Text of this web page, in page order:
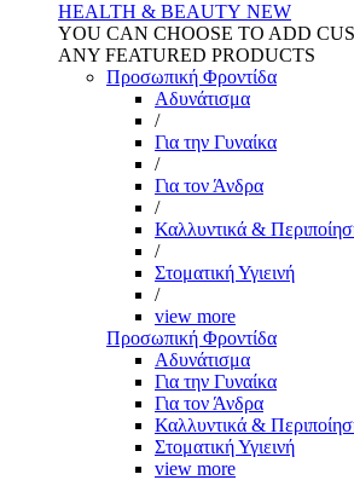
HEALTH & BEAUTY NEW
YOU CAN CHOOSE TO ADD
ANY FEATURED PRODUCTS
Προσωπική Φροντίδα
Αδυνάτισμα
/
Για την Γυναίκα
/
Για τον Άνδρα
/
Καλλυντικά &
/
Στοματική Υγιεινή
/
view more
Προσωπική Φροντίδα
Αδυνάτισμα
Για την Γυναίκα
Για τον Άνδρα
Καλλυντικά &
Στοματική Υγιεινή
view more